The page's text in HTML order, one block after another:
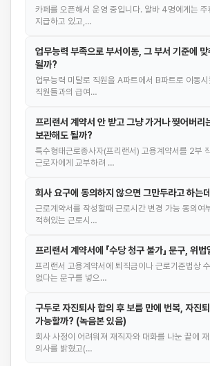
카페를 오픈해서 운영 중입니다. 알바 4명에게는 주
지급하고 있고,…
업무능력 부족으로 부서이동, 그 부서 기준에
될까?
업무능력 미달로 직원을 A파트에서 B파트로 이동
직원들과의 급여…
프리랜서 계약서 안 받고 그냥 가거나 찢어버리
보관해도 될까?
특수형태근로종사자(프리랜서) 고용계약서를 2부
근로자에게 교부하려 …
회사 요구에 동의하지 않으면 그만두라고 하는데
근로계약서를 작성할때 근로시간 변경 가능 동의여
적혀있는 근로시…
프리랜서 계약서에 「수당 청구 불가」 문구, 위법
프리랜서 고용계약서에 퇴직금이나 근로기준법상
없다는 문구를 넣으…
구두로 자진퇴사 합의 후 보름 만에 번복, 자진
가능할까? (녹음본 있음)
회사 사정이 어려워져 재직자와 대화를 나눈 끝에
의사를 밝혔고(…